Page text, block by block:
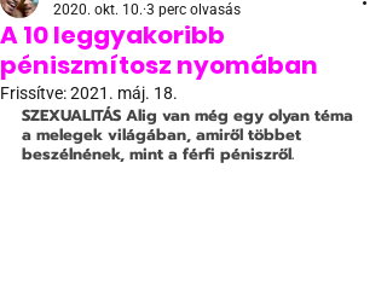
A 10 leggyakoribb
péniszmítosz nyomában
2020. okt. 10. 3 perc olvasás
Frissítve:2021. máj. 18.
SZEXUALITÁS Alig van még egy olyan téma
a melegek világában, amiről többet
beszélnének, mint a férfi péniszről.